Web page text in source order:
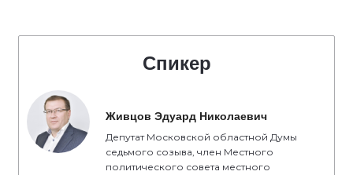
Спикер
Живцов Эдуард Николаевич
Депутат Московской областной Думы
седьмого созыва, член Местного
политического совета местного